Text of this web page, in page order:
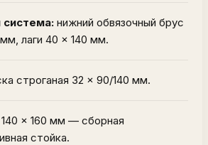
система: нижний обвязочный брус
лаги 40 × 140 мм.
строганая 32 × 90/140 мм.
140 × 160 мм — сборная
стойка.